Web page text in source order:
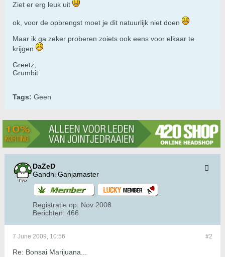
Ziet er erg leuk uit
ok, voor de opbrengst moet je dit natuurlijk niet doen
Maar ik ga zeker proberen zoiets ook eens voor elkaar te
krijgen
Greetz,
Grumbit
Tags: Geen
DaZeD
Gandhi Ganjamaster
Registratie op: Nov 2008
Berichten: 466
#2
7 June 2009, 10:56
Re: Bonsai Marijuana...